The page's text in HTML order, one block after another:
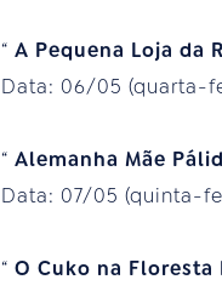
“ A Pequena Loja da
Data: 06/05 (quarta-
“ Alemanha Mãe
Data: 07/05 (quinta-
“ O Cuko na Floresta